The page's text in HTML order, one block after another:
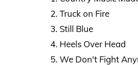
2. Truck on Fire
3. Still Blue
4. Heels Over Head
5. We Don't Fight